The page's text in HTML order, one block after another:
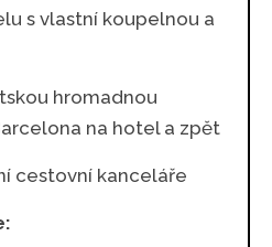
s vlastní koupelnou a
hromadnou
na hotel a zpět
cestovní kanceláře